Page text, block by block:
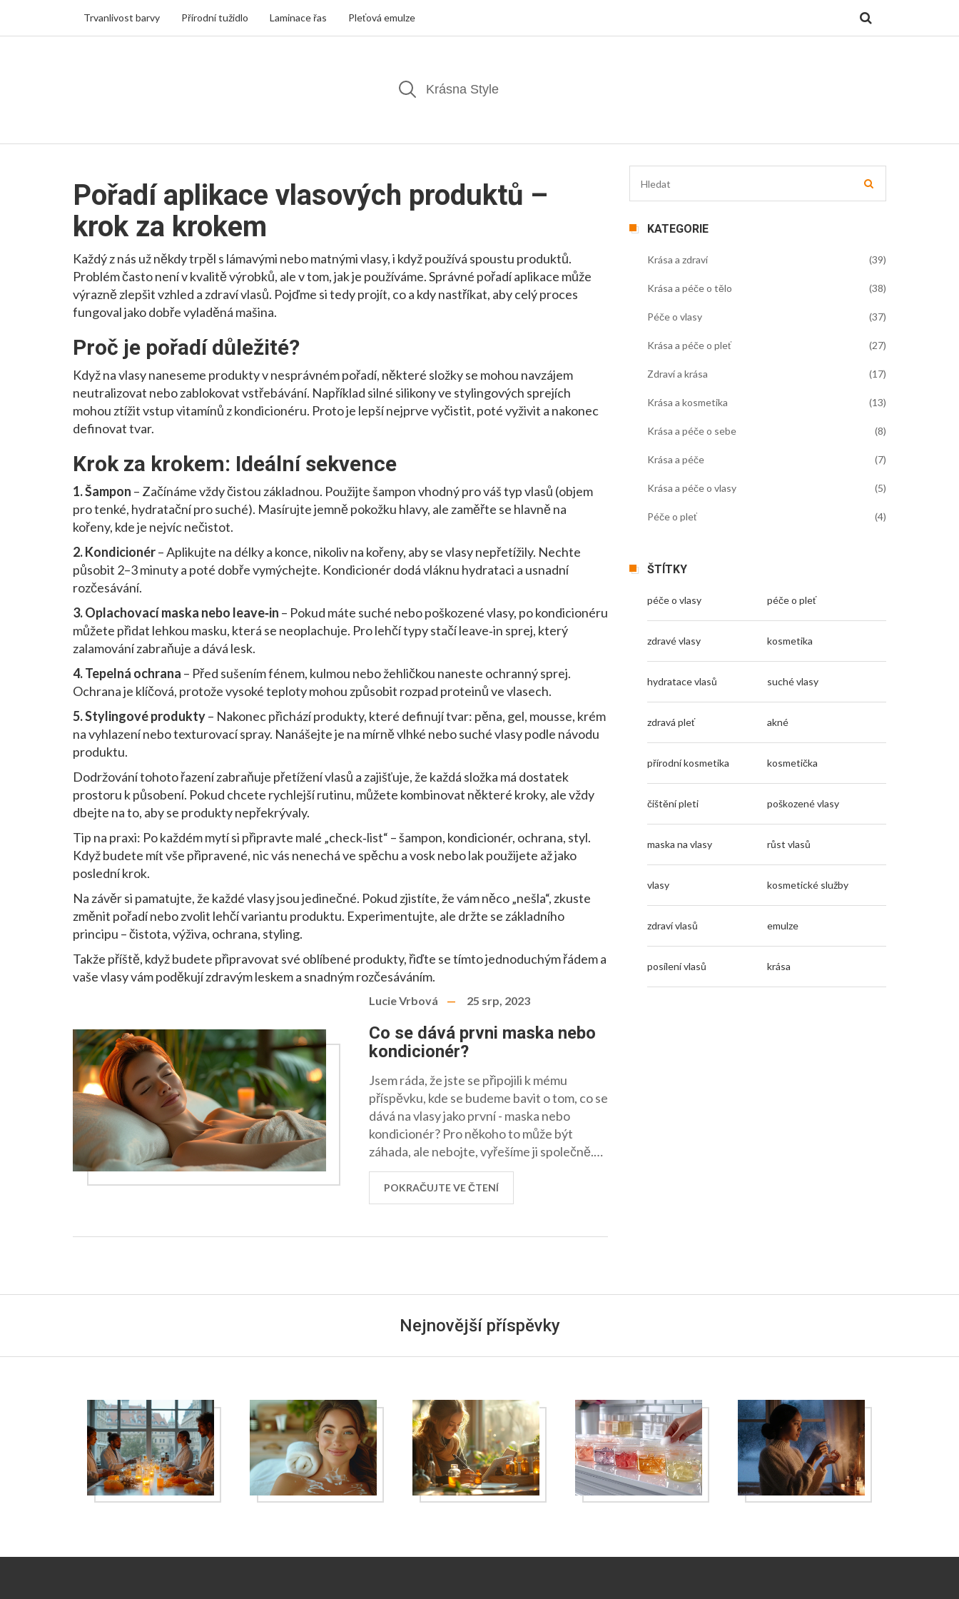
Trvanlivost barvy Přírodní tužidlo Laminace řas Pleťová emulze
Pořadí aplikace vlasových produktů –
krok za krokem
Každý z nás už někdy trpěl s lámavými nebo matnými vlasy, i když používá spoustu produktů.
Problém často není v kvalitě výrobků, ale v tom, jak je používáme. Správné pořadí aplikace může
výrazně zlepšit vzhled a zdraví vlasů. Pojďme si tedy projít, co a kdy nastříkat, aby celý proces
fungoval jako dobře vyladěná mašina.
Proč je pořadí důležité?
Když na vlasy naneseme produkty v nesprávném pořadí, některé složky se mohou navzájem
neutralizovat nebo zablokovat vstřebávání. Například silné silikony ve stylingových sprejích
mohou ztížit vstup vitamínů z kondicionéru. Proto je lepší nejprve vyčistit, poté vyživit a nakonec
definovat tvar.
Krok za krokem: Ideální sekvence
1. Šampon – Začínáme vždy čistou základnou. Použijte šampon vhodný pro váš typ vlasů (objem
pro tenké, hydratační pro suché). Masírujte jemně pokožku hlavy, ale zaměřte se hlavně na
kořeny, kde je nejvíc nečistot.
2. Kondicionér– Aplikujte na délky a konce, nikoliv na kořeny, aby se vlasy nepřetížily. Nechte
působit 2–3 minuty a poté dobře vymýchejte. Kondicionér dodá vláknu hydrataci a usnadní
rozčesávání.
3. Oplachovací maska nebo leave‑in – Pokud máte suché nebo poškozené vlasy, po kondicionéru
můžete přidat lehkou masku, která se neoplachuje. Pro lehčí typy stačí leave‑in sprej, který
zalamování zabraňuje a dává lesk.
4. Tepelná ochrana – Před sušením fénem, kulmou nebo žehličkou naneste ochranný sprej.
Ochrana je klíčová, protože vysoké teploty mohou způsobit rozpad proteinů ve vlasech.
5. Stylingové produkty– Nakonec přichází produkty, které definují tvar: pěna, gel, mousse, krém
na vyhlazení nebo texturovací spray. Nanášejte je na mírně vlhké nebo suché vlasy podle návodu
produktu.
Dodržování tohoto řazení zabraňuje přetížení vlasů a zajišťuje, že každá složka má dostatek
prostoru k působení. Pokud chcete rychlejší rutinu, můžete kombinovat některé kroky, ale vždy
dbejte na to, aby se produkty nepřekrývaly.
Tip na praxi: Po každém mytí si připravte malé „check‑list“ – šampon, kondicionér, ochrana, styl.
Když budete mít vše připravené, nic vás nenechá ve spěchu a vosk nebo lak použijete až jako
poslední krok.
Na závěr si pamatujte, že každé vlasy jsou jedinečné. Pokud zjistíte, že vám něco „nešla“, zkuste
změnit pořadí nebo zvolit lehčí variantu produktu. Experimentujte, ale držte se základního
principu – čistota, výživa, ochrana, styling.
Takže příště, když budete připravovat své oblíbené produkty, řiďte se tímto jednoduchým řádem a
vaše vlasy vám poděkují zdravým leskem a snadným rozčesáváním.
Lucie Vrbová 25 srp, 2023
Co se dává prvni maska nebo
kondicionér?
Jsem ráda, že jste se připojili k mému
příspěvku, kde se budeme bavit o tom, co se
dává na vlasy jako první - maska nebo
kondicionér? Pro někoho to může být
záhada, ale nebojte, vyřešíme ji společně.
Rozptýlíme myšlenky a dozvíme se, jak
správně pečovat o naše vlasy. Vždyť každá
z nás si přeje, aby její vlasy vypadaly jako z
POKRAČUJTE VE ČTENÍ
KATEGORIE
Krása a zdraví (39)
Krása a péče o tělo (38)
Péče o vlasy (37)
Krása a péče o pleť (27)
Zdraví a krása (17)
Krása a kosmetika (13)
Krása a péče o sebe (8)
Krása a péče (7)
Krása a péče o vlasy (5)
Péče o pleť (4)
ŠTÍTKY
péče o vlasy péče o pleť
zdravé vlasy kosmetika
hydratace vlasů suché vlasy
zdravá pleť akné
přírodní kosmetika kosmetička
čištění pleti poškozené vlasy
maska na vlasy růst vlasů
vlasy kosmetické služby
zdraví vlasů emulze
posílení vlasů krása
Nejnovější příspěvky